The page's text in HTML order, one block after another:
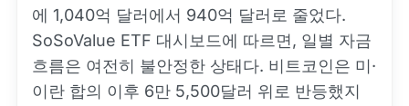
에 1,040억 달러에서 940억 달러로 줄었다.
SoSoValue ETF 대시보드에 따르면, 일별 자금
흐름은 여전히 불안정한 상태다. 비트코인은 미·
이란 합의 이후 6만 5,500달러 위로 반등했지